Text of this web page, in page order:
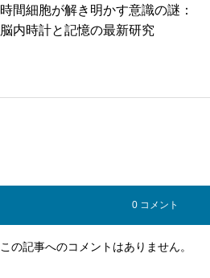
時間細胞が解き明かす意識の謎：
脳内時計と記憶の最新研究
0 コメント
この記事へのコメントはありません。